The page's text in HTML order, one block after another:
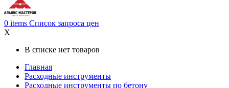
0 items Список запроса цен
X
В списке нет товаров
Главная
Расходные инструменты
Расходные инструменты по бетону